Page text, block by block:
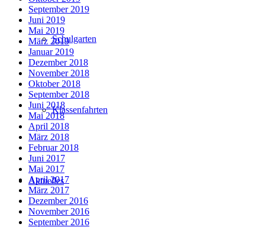
Schulgarten
Klassenfahrten
Aktuelles
September 2019
Juni 2019
Mai 2019
März 2019
Januar 2019
Dezember 2018
November 2018
Oktober 2018
September 2018
Juni 2018
Mai 2018
April 2018
März 2018
Februar 2018
Juni 2017
Mai 2017
April 2017
März 2017
Dezember 2016
November 2016
September 2016